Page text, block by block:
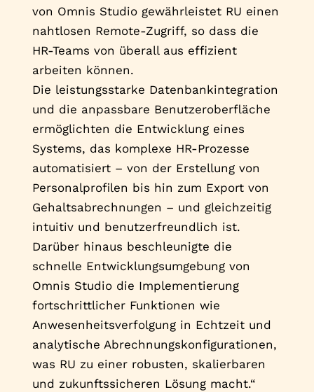
von Omnis Studio gewährleistet RU einen
nahtlosen Remote-Zugriff, so dass die
HR-Teams von überall aus effizient
arbeiten können.
Die leistungsstarke Datenbankintegration
und die anpassbare Benutzeroberfläche
ermöglichten die Entwicklung eines
Systems, das komplexe HR-Prozesse
automatisiert – von der Erstellung von
Personalprofilen bis hin zum Export von
Gehaltsabrechnungen – und gleichzeitig
intuitiv und benutzerfreundlich ist.
Darüber hinaus beschleunigte die
schnelle Entwicklungsumgebung von
Omnis Studio die Implementierung
fortschrittlicher Funktionen wie
Anwesenheitsverfolgung in Echtzeit und
analytische Abrechnungskonfigurationen,
was RU zu einer robusten, skalierbaren
und zukunftssicheren Lösung macht.“